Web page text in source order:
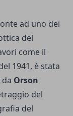
ad uno dei
del
come il
1941, è stata
Orson
del
del